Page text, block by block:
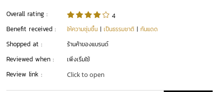
Overall rating :
4
Benefit received :
ให้ความชุ่มชื้น |เป็นธรรมชาติ |กันแดด
Shopped at : ร้านค้าของแบรนด์
Reviewed when : เพิ่งเริ่มใช้
Review link : Click to open